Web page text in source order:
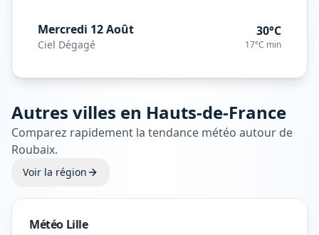
Mercredi 12 Août
Ciel Dégagé
30°C
17°C min
Autres villes en Hauts-de-France
Comparez rapidement la tendance météo autour de
Roubaix.
Voir la région
Météo Lille